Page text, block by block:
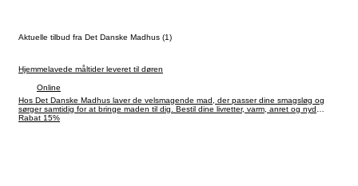
Aktuelle tilbud fra Det Danske Madhus (1)
Hjemmelavede måltider leveret til døren
Online
Hos Det Danske Madhus laver de velsmagende mad, der passer dine smagsløg og
sørger samtidig for at bringe maden til dig. Bestil dine livretter, varm, anret og nyd
duften af god mad på under 5 minutter. Du får 15% rabat hos Det danske Madhus,
Rabat 15%